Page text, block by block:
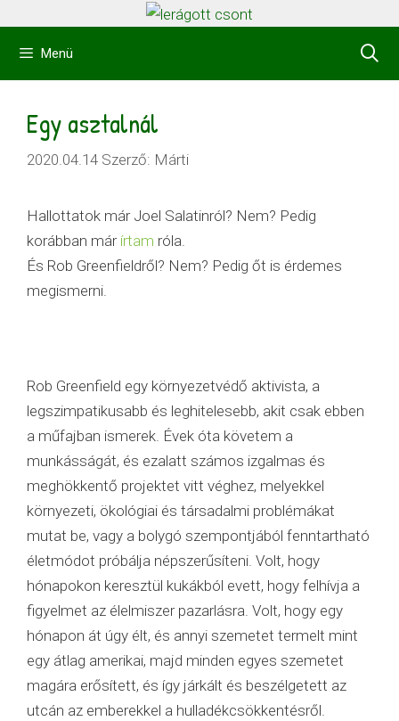
tartalomba
Menü
Egy asztalnál
2020.04.14 Szerző: Márti
Hallottatok már Joel Salatinról? Nem? Pedig
korábban már írtam róla.
És Rob Greenfieldről? Nem? Pedig őt is érdemes
megismerni.
Rob Greenfield egy környezetvédő aktivista, a
legszimpatikusabb és leghitelesebb, akit csak ebben
a műfajban ismerek. Évek óta követem a
munkásságát, és ezalatt számos izgalmas és
meghökkentő projektet vitt véghez, melyekkel
környezeti, ökológiai és társadalmi problémákat
mutat be, vagy a bolygó szempontjából fenntartható
életmódot próbálja népszerűsíteni. Volt, hogy
hónapokon keresztül kukákból evett, hogy felhívja a
figyelmet az élelmiszer pazarlásra. Volt, hogy egy
hónapon át úgy élt, és annyi szemetet termelt mint
egy átlag amerikai, majd minden egyes szemetet
magára erősített, és így járkált és beszélgetett az
utcán az emberekkel a hulladékcsökkentésről.